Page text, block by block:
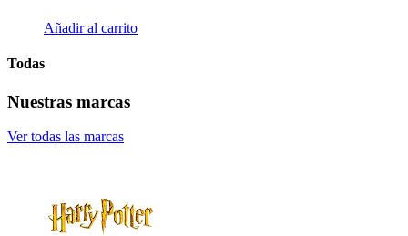
Añadir al carrito
Todas
Nuestras marcas
Ver todas las marcas